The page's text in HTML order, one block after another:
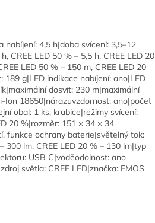
4,5 h|doba svícení: 3,5–12
CREE LED 50 % – 5,5 h, CREE LED 20
LED 50 % – 150 m, CREE LED 20
g|LED indikace nabíjení: ano|LED
dosvit: 230 m|maximální
Ion 18650|nárazuvzdornost: ano|počet
obal: 1 ks, krabice|režimy svícení:
20 %|rozměr: 151 × 34 × 34
funkce ochrany baterie|světelný tok:
300 lm, CREE LED 20 % – 130 lm|typ
USB C|voděodolnost: ano
světla: CREE LED|značka: EMOS